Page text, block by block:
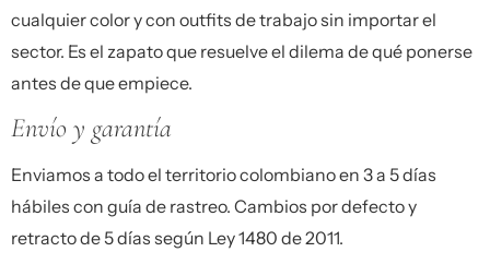
cualquier color y con outfits de trabajo sin importar el
sector. Es el zapato que resuelve el dilema de qué ponerse
antes de que empiece.
Envío y garantía
Enviamos a todo el territorio colombiano en 3 a 5 días
hábiles con guía de rastreo. Cambios por defecto y
retracto de 5 días según Ley 1480 de 2011.